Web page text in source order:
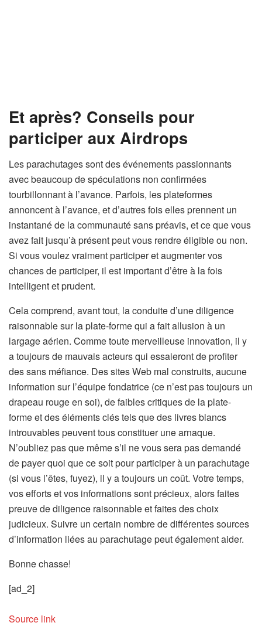
Et après? Conseils pour
participer aux Airdrops
Les parachutages sont des événements passionnants
avec beaucoup de spéculations non confirmées
tourbillonnant à l’avance. Parfois, les plateformes
annoncent à l’avance, et d’autres fois elles prennent un
instantané de la communauté sans préavis, et ce que vous
avez fait jusqu’à présent peut vous rendre éligible ou non.
Si vous voulez vraiment participer et augmenter vos
chances de participer, il est important d’être à la fois
intelligent et prudent.
Cela comprend, avant tout, la conduite d’une diligence
raisonnable sur la plate-forme qui a fait allusion à un
largage aérien. Comme toute merveilleuse innovation, il y
a toujours de mauvais acteurs qui essaieront de profiter
des sans méfiance. Des sites Web mal construits, aucune
information sur l’équipe fondatrice (ce n’est pas toujours un
drapeau rouge en soi), de faibles critiques de la plate-
forme et des éléments clés tels que des livres blancs
introuvables peuvent tous constituer une arnaque.
N’oubliez pas que même s’il ne vous sera pas demandé
de payer quoi que ce soit pour participer à un parachutage
(si vous l’êtes, fuyez), il y a toujours un coût. Votre temps,
vos efforts et vos informations sont précieux, alors faites
preuve de diligence raisonnable et faites des choix
judicieux. Suivre un certain nombre de différentes sources
d’information liées au parachutage peut également aider.
Bonne chasse!
[ad_2]
Source link